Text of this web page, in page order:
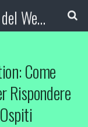
Booking Blog™ - Il blog del Web Marketing Turistico
Come
Rispondere